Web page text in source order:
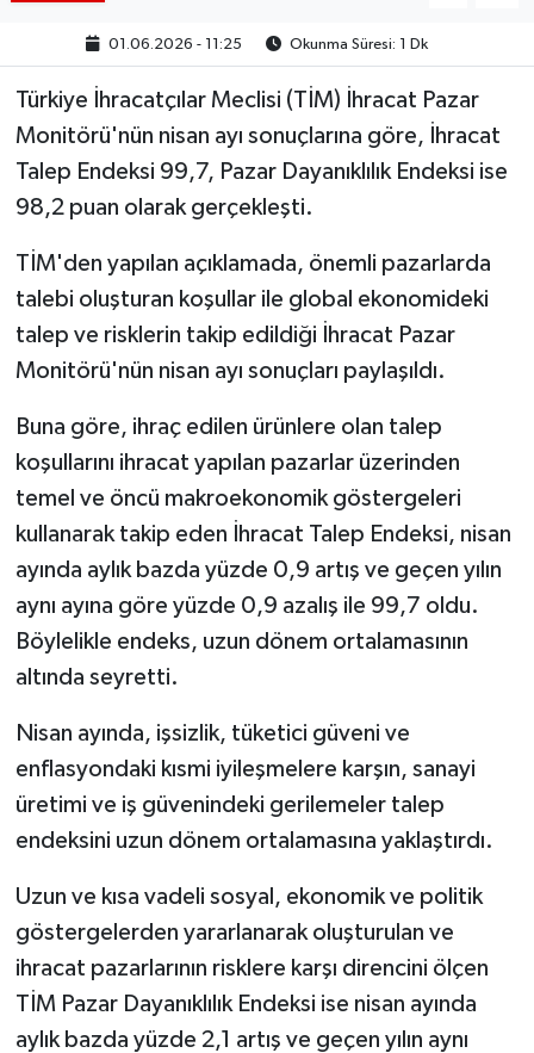
01.06.2026 - 11:25 Okunma Süresi: 1 Dk
Türkiye İhracatçılar Meclisi (TİM) İhracat Pazar
Monitörü'nün nisan ayı sonuçlarına göre, İhracat
Talep Endeksi 99,7, Pazar Dayanıklılık Endeksi ise
98,2 puan olarak gerçekleşti.
TİM'den yapılan açıklamada, önemli pazarlarda
talebi oluşturan koşullar ile global ekonomideki
talep ve risklerin takip edildiği İhracat Pazar
Monitörü'nün nisan ayı sonuçları paylaşıldı.
Buna göre, ihraç edilen ürünlere olan talep
koşullarını ihracat yapılan pazarlar üzerinden
temel ve öncü makroekonomik göstergeleri
kullanarak takip eden İhracat Talep Endeksi, nisan
ayında aylık bazda yüzde 0,9 artış ve geçen yılın
aynı ayına göre yüzde 0,9 azalış ile 99,7 oldu.
Böylelikle endeks, uzun dönem ortalamasının
altında seyretti.
Nisan ayında, işsizlik, tüketici güveni ve
enflasyondaki kısmi iyileşmelere karşın, sanayi
üretimi ve iş güvenindeki gerilemeler talep
endeksini uzun dönem ortalamasına yaklaştırdı.
Uzun ve kısa vadeli sosyal, ekonomik ve politik
göstergelerden yararlanarak oluşturulan ve
ihracat pazarlarının risklere karşı direncini ölçen
TİM Pazar Dayanıklılık Endeksi ise nisan ayında
aylık bazda yüzde 2,1 artış ve geçen yılın aynı